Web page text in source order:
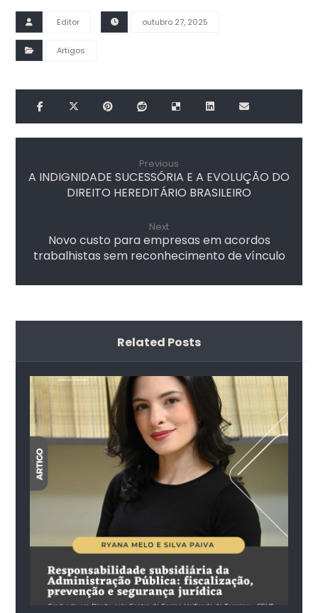
Editor outubro 27, 2025
Artigos
Previous
A INDIGNIDADE SUCESSÓRIA E A EVOLUÇÃO DO
DIREITO HEREDITÁRIO BRASILEIRO
Next
Novo custo para empresas em acordos
trabalhistas sem reconhecimento de vínculo
Related Posts